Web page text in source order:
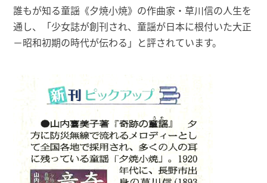
誰もが知る童謡《夕焼小焼》の作曲家・草川信の人生を
通し、「少女誌が創刊され、童謡が日本に根付いた大正
－昭和初期の時代が伝わる」と評されています。